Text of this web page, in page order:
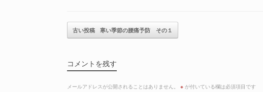
記事のナビゲーション
古い投稿 寒い季節の腰痛予防 その１
コメントを残す
メールアドレスが公開されることはありません。 ※ が付いている欄は必須項目です